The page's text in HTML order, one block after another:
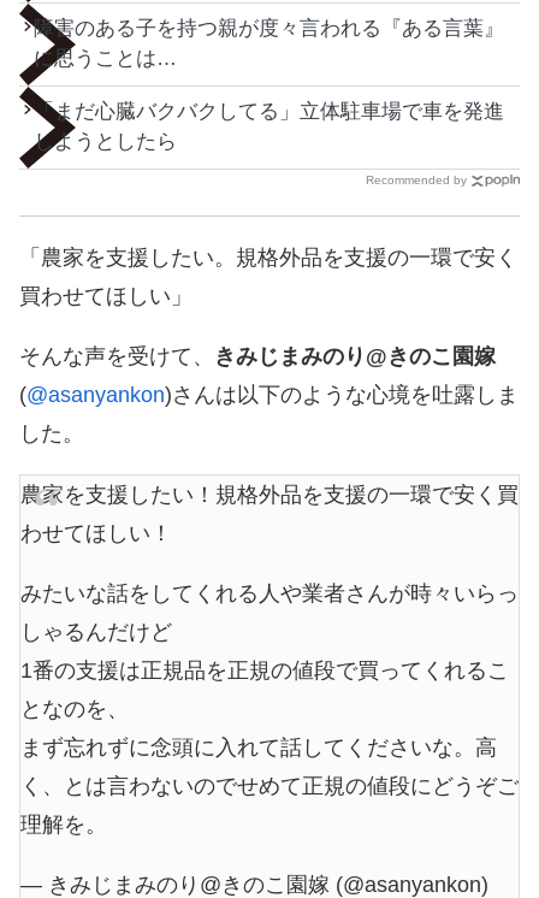
障害のある子を持つ親が度々言われる『ある言葉』
に思うことは…
「まだ心臓バクバクしてる」立体駐車場で車を発進
しようとしたら
Recommended by
「農家を支援したい。規格外品を支援の一環で安く
買わせてほしい」
そんな声を受けて、 きみじまみのり@きのこ園嫁
(@asanyankon)さんは以下のような心境を吐露しま
した。
農家を支援したい！規格外品を支援の一環で安く買
わせてほしい！
みたいな話をしてくれる人や業者さんが時々いらっ
しゃるんだけど
1番の支援は正規品を正規の値段で買ってくれるこ
となのを、
まず忘れずに念頭に入れて話してくださいな。高
く、とは言わないのでせめて正規の値段にどうぞご
理解を。
— きみじまみのり@きのこ園嫁 (@asanyankon)